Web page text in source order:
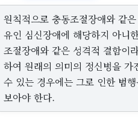
원칙적으로 충동조절장애와 같
유인 심신장애에 해당하지 아니
조절장애와 같은 성격적 결함이
하여 원래의 의미의 정신병을
수 있는 경우에는 그로 인한 범
보아야 한다.